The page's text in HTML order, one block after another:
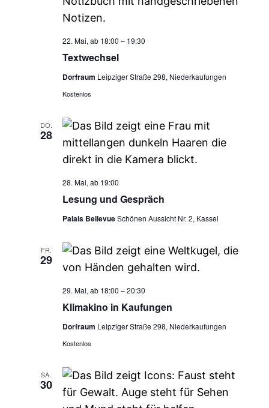
Textwechsel
22. Mai, ab 18:00 – 19:30
Dorfraum Leipziger Straße 298, Niederkaufungen
Kostenlos
DO.
28
Lesung und Gespräch
28. Mai, ab 19:00
Palais BellevueSchönen Aussicht Nr. 2, Kassel
FR.
29
Klimakino in Kaufungen
29. Mai, ab 18:00 –20:30
Dorfraum Leipziger Straße 298, Niederkaufungen
Kostenlos
SA.
30